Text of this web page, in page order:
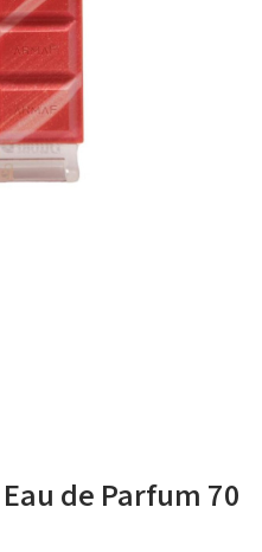
de Parfum 70